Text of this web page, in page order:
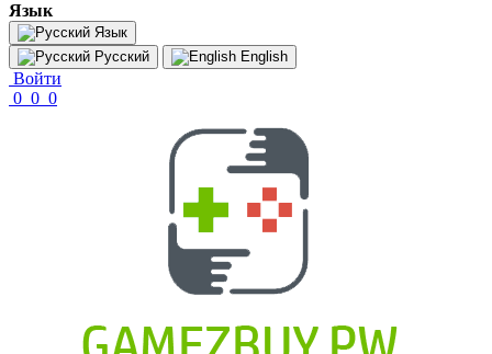
Язык
Язык
Русский
English
Войти
0 0 0